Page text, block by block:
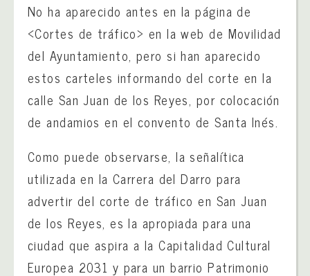
No ha aparecido antes en la página de
<Cortes de tráfico> en la web de Movilidad
del Ayuntamiento, pero si han aparecido
estos carteles informando del corte en la
calle San Juan de los Reyes, por colocación
de andamios en el convento de Santa Inés.
Como puede observarse, la señalítica
utilizada en la Carrera del Darro para
advertir del corte de tráfico en San Juan
de los Reyes, es la apropiada para una
ciudad que aspira a la Capitalidad Cultural
Europea 2031 y para un barrio Patrimonio